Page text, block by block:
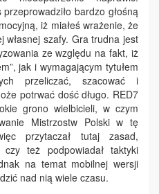
bardzo głośną
iż miałeś wrażenie, że
własnej szafy. Gra trudna jest
ze względu na fakt, iż
jak i wymagającym tytułem
przeliczać, szacować i
potrwać dość długo. RED7
grono wielbicieli, w czym
Mistrzostw Polski w tę
przytaczał tutaj zasad,
też podpowiadał taktyki
na temat mobilnej wersji
nad nią wiele czasu.